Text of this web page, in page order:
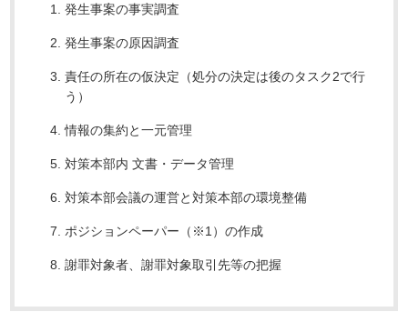
発生事案の事実調査
発生事案の原因調査
責任の所在の仮決定（処分の決定は後のタスク2で行
う）
情報の集約と一元管理
対策本部内 文書・データ管理
対策本部会議の運営と対策本部の環境整備
ポジションペーパー（※1）の作成
謝罪対象者、謝罪対象取引先等の把握